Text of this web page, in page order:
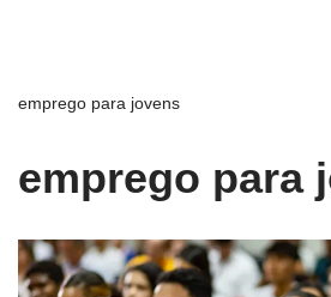
emprego para jovens
emprego para